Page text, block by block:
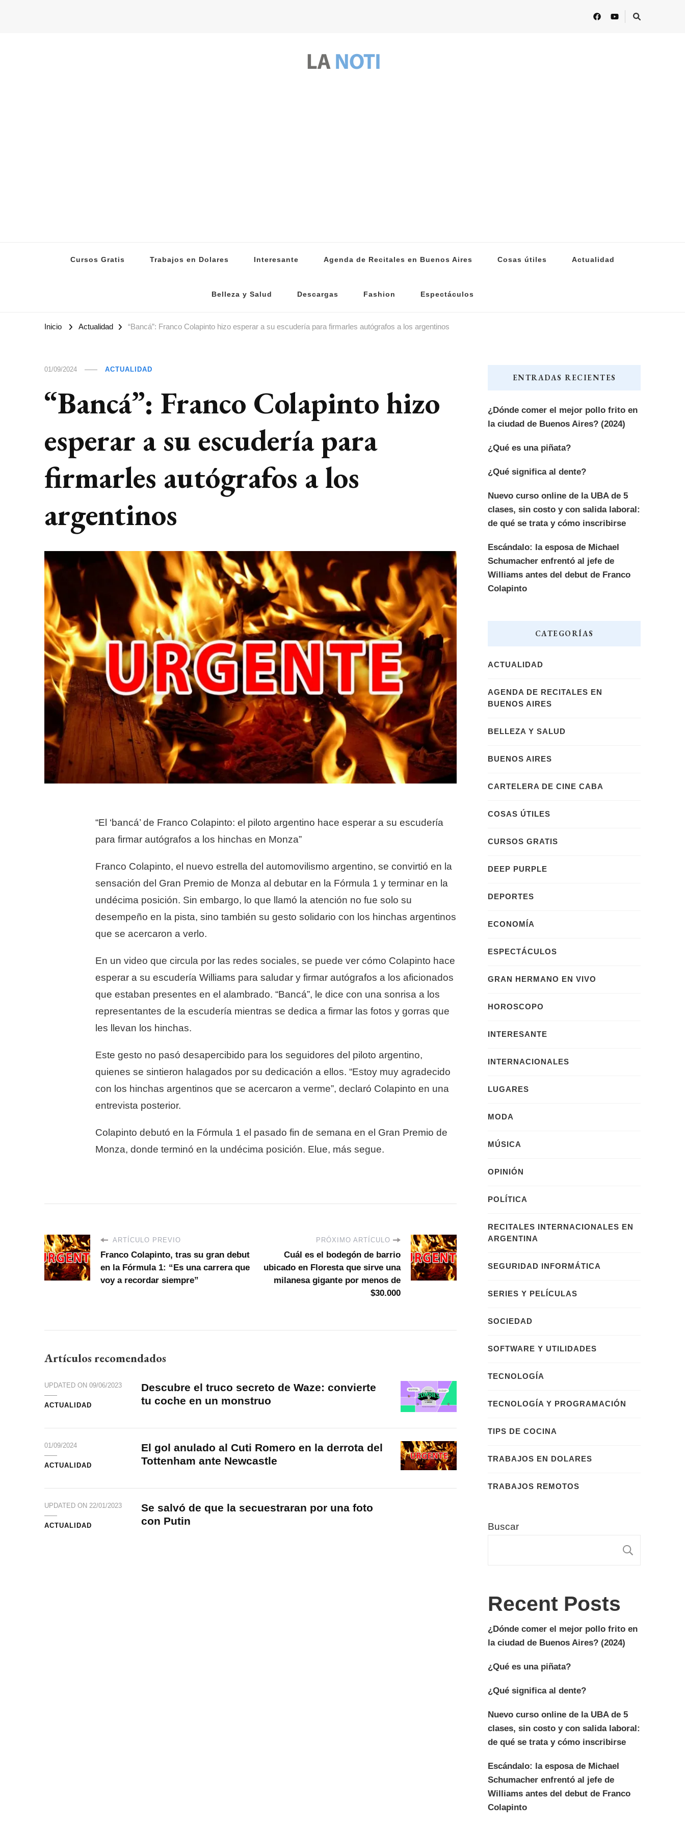
Cursos Gratis Trabajos en Dolares Interesante Agenda de Recitales en Buenos Aires Cosas útiles Actualidad
Belleza y Salud Descargas Fashion Espectáculos
Inicio Actualidad “Bancá”: Franco Colapinto hizo esperar a su escudería para firmarles autógrafos a los argentinos
01/09/2024 ACTUALIDAD
“Bancá”: Franco Colapinto hizo
esperar a su escudería para
firmarles autógrafos a los
argentinos
“El ‘bancá’ de Franco Colapinto: el piloto argentino hace esperar a su escudería
para firmar autógrafos a los hinchas en Monza”
Franco Colapinto, el nuevo estrella del automovilismo argentino, se convirtió en la
sensación del Gran Premio de Monza al debutar en la Fórmula 1 y terminar en la
undécima posición. Sin embargo, lo que llamó la atención no fue solo su
desempeño en la pista, sino también su gesto solidario con los hinchas argentinos
que se acercaron a verlo.
En un video que circula por las redes sociales, se puede ver cómo Colapinto hace
esperar a su escudería Williams para saludar y firmar autógrafos a los aficionados
que estaban presentes en el alambrado. “Bancá”, le dice con una sonrisa a los
representantes de la escudería mientras se dedica a firmar las fotos y gorras que
les llevan los hinchas.
Este gesto no pasó desapercibido para los seguidores del piloto argentino,
quienes se sintieron halagados por su dedicación a ellos. “Estoy muy agradecido
con los hinchas argentinos que se acercaron a verme”, declaró Colapinto en una
entrevista posterior.
Colapinto debutó en la Fórmula 1 el pasado fin de semana en el Gran Premio de
Monza, donde terminó en la undécima posición. Elue, más segue.
ARTÍCULO PREVIO
Franco Colapinto, tras su gran debut
en la Fórmula 1: “Es una carrera que
voy a recordar siempre”
PRÓXIMO ARTÍCULO
Cuál es el bodegón de barrio
ubicado en Floresta que sirve una
milanesa gigante por menos de
$30.000
Artículos recomendados
UPDATED ON 09/06/2023
ACTUALIDAD
Descubre el truco secreto de Waze: convierte
tu coche en un monstruo
01/09/2024
ACTUALIDAD
El gol anulado al Cuti Romero en la derrota del
Tottenham ante Newcastle
UPDATED ON 22/01/2023
ACTUALIDAD
Se salvó de que la secuestraran por una foto
con Putin
ENTRADAS RECIENTES
¿Dónde comer el mejor pollo frito en
la ciudad de Buenos Aires? (2024)
¿Qué es una piñata?
¿Qué significa al dente?
Nuevo curso online de la UBA de 5
clases, sin costo y con salida laboral:
de qué se trata y cómo inscribirse
Escándalo: la esposa de Michael
Schumacher enfrentó al jefe de
Williams antes del debut de Franco
Colapinto
CATEGORÍAS
ACTUALIDAD
AGENDA DE RECITALES EN
BUENOS AIRES
BELLEZA Y SALUD
BUENOS AIRES
CARTELERA DE CINE CABA
COSAS ÚTILES
CURSOS GRATIS
DEEP PURPLE
DEPORTES
ECONOMÍA
ESPECTÁCULOS
GRAN HERMANO EN VIVO
HOROSCOPO
INTERESANTE
INTERNACIONALES
LUGARES
MODA
MÚSICA
OPINIÓN
POLÍTICA
RECITALES INTERNACIONALES EN
ARGENTINA
SEGURIDAD INFORMÁTICA
SERIES Y PELÍCULAS
SOCIEDAD
SOFTWARE Y UTILIDADES
TECNOLOGÍA
TECNOLOGÍA Y PROGRAMACIÓN
TIPS DE COCINA
TRABAJOS EN DOLARES
TRABAJOS REMOTOS
Buscar
Recent Posts
¿Dónde comer el mejor pollo frito en
la ciudad de Buenos Aires? (2024)
¿Qué es una piñata?
¿Qué significa al dente?
Nuevo curso online de la UBA de 5
clases, sin costo y con salida laboral:
de qué se trata y cómo inscribirse
Escándalo: la esposa de Michael
Schumacher enfrentó al jefe de
Williams antes del debut de Franco
Colapinto